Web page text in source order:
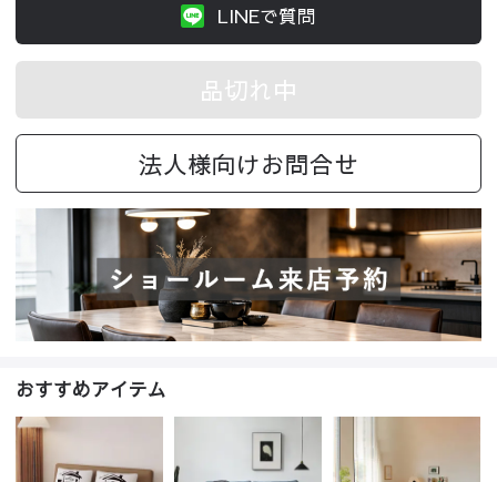
LINEで質問
品切れ中
法人様向けお問合せ
おすすめアイテム